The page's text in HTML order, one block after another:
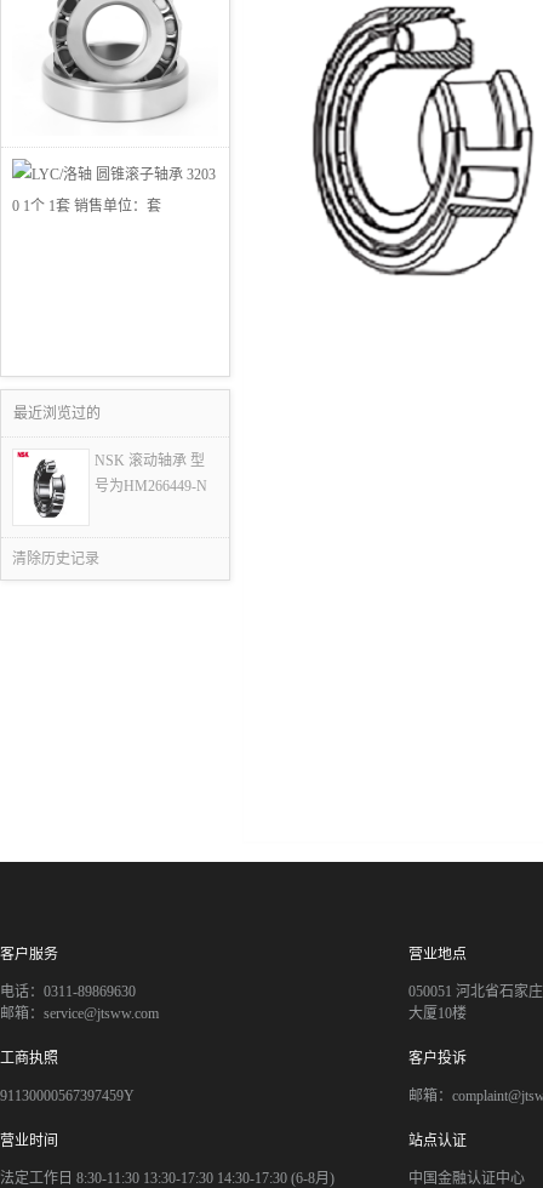
最近浏览过的
NSK 滚动轴承 型
号为HM266449-N
清除历史记录
客户服务
电话：0311-89869630
邮箱：service@jtsww.com
营业地点
050051 河北省石家
大厦10楼
工商执照
91130000567397459Y
客户投诉
邮箱：
营业时间
法定工作日 8:30-11:30 13:30-17:30 14:30-17:30 (6-8月)
站点认证
中国金融认证中心